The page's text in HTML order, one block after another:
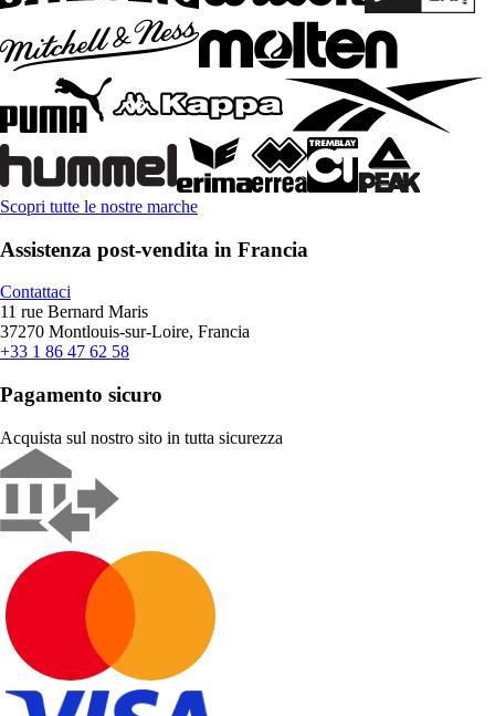
Scopri tutte le nostre marche
Assistenza post-vendita in Francia
Contattaci
11 rue Bernard Maris
37270 Montlouis-sur-Loire, Francia
+33 1 86 47 62 58
Pagamento sicuro
Acquista sul nostro sito in tutta sicurezza